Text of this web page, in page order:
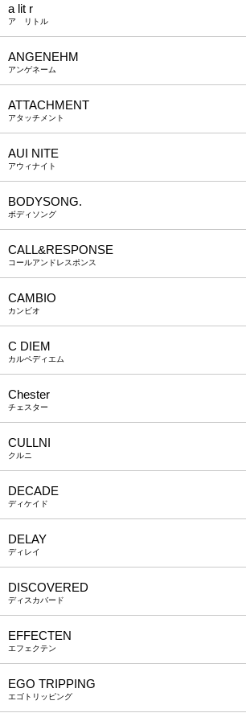
a lit r
ア リトル
ANGENEHM
アンゲネーム
ATTACHMENT
アタッチメント
AUI NITE
アウィナイト
BODYSONG.
ボディソング
CALL&RESPONSE
コールアンドレスポンス
CAMBIO
カンビオ
C DIEM
カルペディエム
Chester
チェスター
CULLNI
クルニ
DECADE
ディケイド
DELAY
ディレイ
DISCOVERED
ディスカバード
EFFECTEN
エフェクテン
EGO TRIPPING
エゴトリッピング